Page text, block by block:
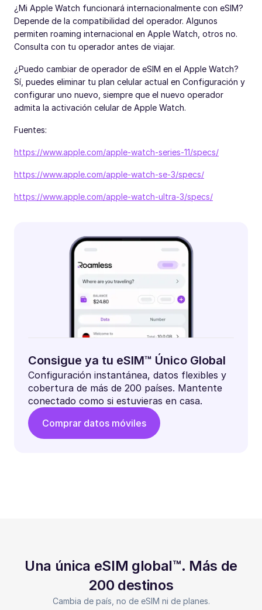
¿Mi Apple Watch funcionará internacionalmente con eSIM?
Depende de la compatibilidad del operador. Algunos
permiten roaming internacional en Apple Watch, otros no.
Consulta con tu operador antes de viajar.
¿Puedo cambiar de operador de eSIM en el Apple Watch?
Sí, puedes eliminar tu plan celular actual en Configuración y
configurar uno nuevo, siempre que el nuevo operador
admita la activación celular de Apple Watch.
Fuentes:
https://www.apple.com/apple-watch-series-11/specs/
https://www.apple.com/apple-watch-se-3/specs/
https://www.apple.com/apple-watch-ultra-3/specs/
Consigue ya tu eSIM™ Único Global
Configuración instantánea, datos flexibles y
cobertura de más de 200 países. Mantente
conectado como si estuvieras en casa.
Comprar datos móviles
Una única eSIM global™. Más de
200 destinos
Cambia de país, no de eSIM ni de planes.